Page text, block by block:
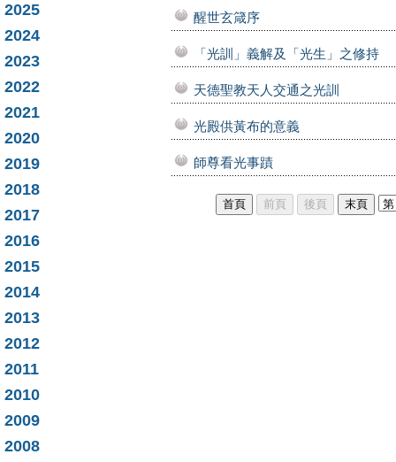
2025
2024
2023
2022
2021
2020
2019
2018
2017
2016
2015
2014
2013
2012
2011
2010
2009
2008
醒世玄箴序
「光訓」義解及「光生」之修持
天德聖教天人交通之光訓
光殿供黃布的意義
師尊看光事蹟